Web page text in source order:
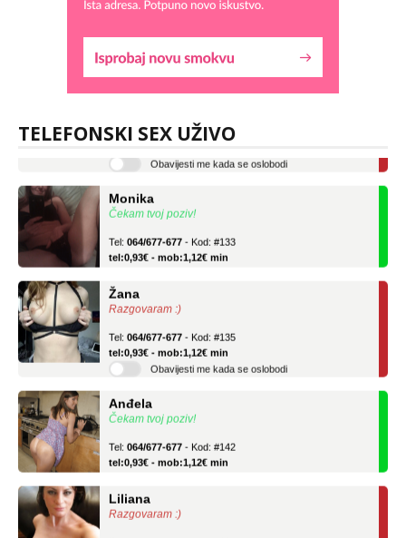
TELEFONSKI SEX UŽIVO
Liliana
Razgovaram :)
tel:0,93€ - mob:1,12€ min
Čekam tvoj poziv!
tel:0,93€ - mob:1,12€ min
Razgovaram :)
tel:0,93€ - mob:1,12€ min
Obavijesti me kada se oslobodi
Čekam tvoj poziv!
tel:0,93€ - mob:1,12€ min
Razgovaram :)